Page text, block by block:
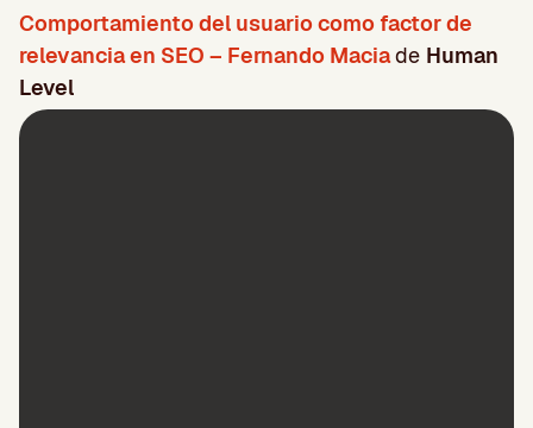
Comportamiento del usuario como factor de
relevancia en SEO – Fernando Maciade Human
Level